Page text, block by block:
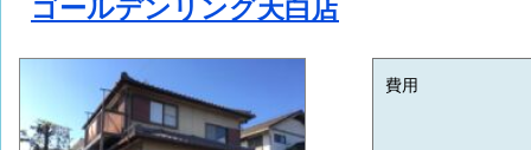
ゴールデンリング天白店
費用